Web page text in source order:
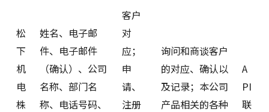
松
下
机
电
株
姓名、电子邮
件、电子邮件
（确认）、公司
名称、部门名
称、电话号码、
客户
对
应；
申
请、
注册
询问和商谈客户
的对应、确认以
及记录；本公司
产品相关的各种
A
PI
联